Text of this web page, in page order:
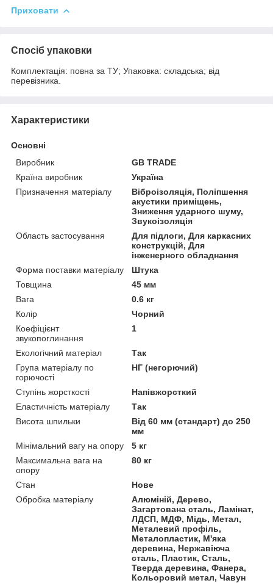
Приховати
Спосіб упаковки
Комплектація: повна за ТУ; Упаковка: складська; від
перевізника.
Характеристики
Основні
Виробник
GB TRADE
Країна виробник
Україна
Призначення матеріалу
Віброізоляція, Поліпшення
акустики приміщень,
Зниження ударного шуму,
Звукоізоляція
Область застосування
Для підлоги, Для каркасних
конструкцій, Для
інженерного обладнання
Форма поставки матеріалу
Штука
Товщина
45 мм
Вага
0.6 кг
Колір
Чорний
Коефіцієнт
звукопоглинання
1
Екологічний матеріал
Так
Група матеріалу по
горючості
НГ (негорючий)
Ступінь жорсткості
Напівжорсткий
Еластичність матеріалу
Так
Висота шпильки
Від 60 мм (стандарт) до 250
мм
Мінімальний вагу на опору
5 кг
Максимальна вага на
опору
80 кг
Стан
Нове
Обробка матеріалу
Алюміній, Дерево,
Загартована сталь, Ламінат,
ЛДСП, МДФ, Мідь, Метал,
Металевий профіль,
Металопластик, М'яка
деревина, Нержавіюча
сталь, Пластик, Сталь,
Тверда деревина, Фанера,
Кольоровий метал, Чавун